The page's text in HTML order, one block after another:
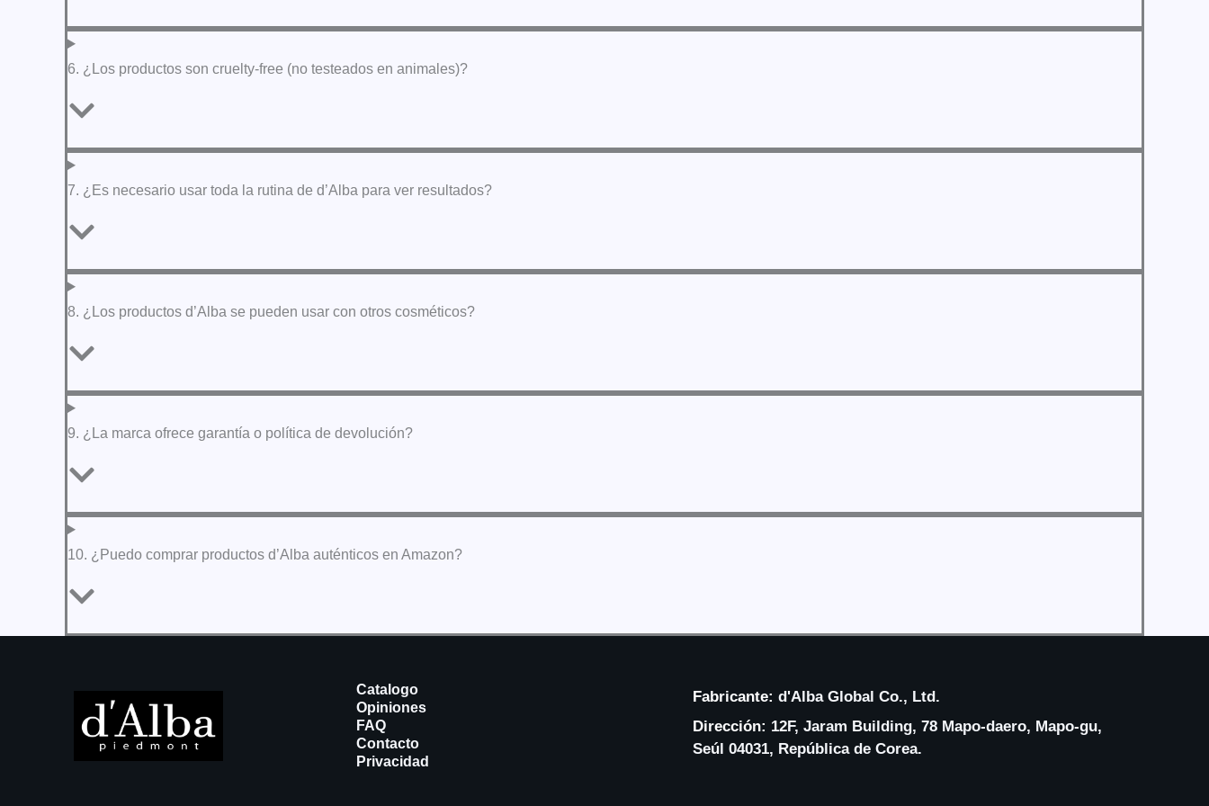
6. ¿Los productos son cruelty-free (no testeados en animales)?
7. ¿Es necesario usar toda la rutina de d’Alba para ver resultados?
8. ¿Los productos d’Alba se pueden usar con otros cosméticos?
9. ¿La marca ofrece garantía o política de devolución?
10. ¿Puedo comprar productos d’Alba auténticos en Amazon?
Catalogo
Opiniones
FAQ
Contacto
Privacidad
Fabricante: d'Alba Global Co., Ltd.
Dirección: 12F, Jaram Building, 78 Mapo-daero, Mapo-gu,
Seúl 04031, República de Corea.